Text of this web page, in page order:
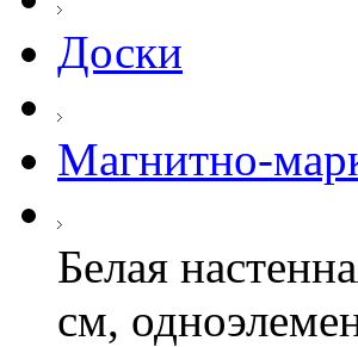
Доски
Магнитно-
Белая
см,